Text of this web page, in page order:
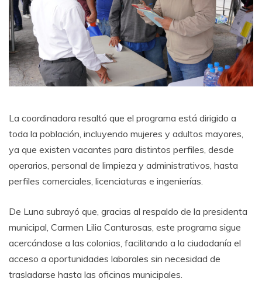
La coordinadora resaltó que el programa está dirigido a
toda la población, incluyendo mujeres y adultos mayores,
ya que existen vacantes para distintos perfiles, desde
operarios, personal de limpieza y administrativos, hasta
perfiles comerciales, licenciaturas e ingenierías.
De Luna subrayó que, gracias al respaldo de la presidenta
municipal, Carmen Lilia Canturosas, este programa sigue
acercándose a las colonias, facilitando a la ciudadanía el
acceso a oportunidades laborales sin necesidad de
trasladarse hasta las oficinas municipales.